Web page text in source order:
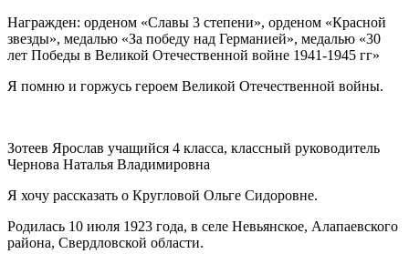
Награжден: орденом «Славы 3 степени», орденом «Красной
звезды», медалью «За победу над Германией», медалью «30
лет Победы в Великой Отечественной войне 1941-1945 гг»
Я помню и горжусь героем Великой Отечественной войны.
Зотеев Ярослав учащийся 4 класса, классный руководитель
Чернова Наталья Владимировна
Я хочу рассказать о Кругловой Ольге Сидоровне.
Родилась 10 июля 1923 года, в селе Невьянское, Алапаевского
района, Свердловской области.